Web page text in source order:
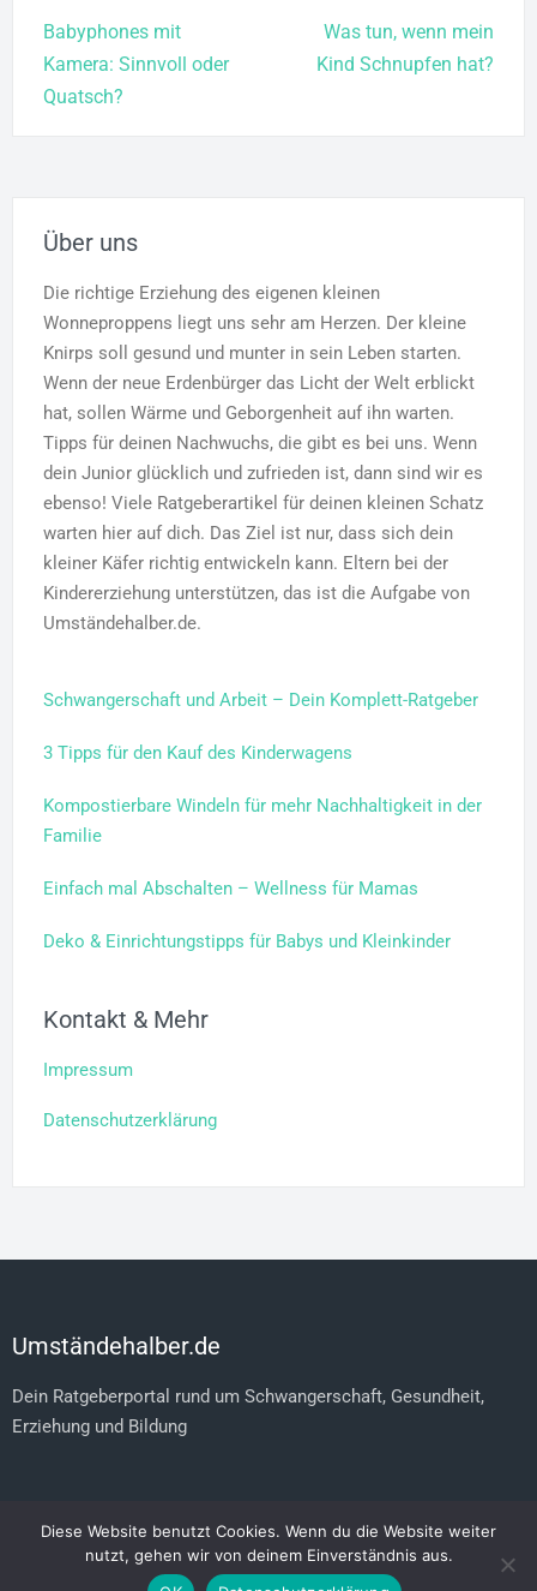
Babyphones mit
Kamera: Sinnvoll oder
Quatsch?
Was tun, wenn mein
Kind Schnupfen hat?
Über uns
Die richtige Erziehung des eigenen kleinen
Wonneproppens liegt uns sehr am Herzen. Der kleine
Knirps soll gesund und munter in sein Leben starten.
Wenn der neue Erdenbürger das Licht der Welt erblickt
hat, sollen Wärme und Geborgenheit auf ihn warten.
Tipps für deinen Nachwuchs, die gibt es bei uns. Wenn
dein Junior glücklich und zufrieden ist, dann sind wir es
ebenso! Viele Ratgeberartikel für deinen kleinen Schatz
warten hier auf dich. Das Ziel ist nur, dass sich dein
kleiner Käfer richtig entwickeln kann. Eltern bei der
Kindererziehung unterstützen, das ist die Aufgabe von
Umständehalber.de.
Schwangerschaft und Arbeit – Dein Komplett-Ratgeber
3 Tipps für den Kauf des Kinderwagens
Kompostierbare Windeln für mehr Nachhaltigkeit in der
Familie
Einfach mal Abschalten – Wellness für Mamas
Deko & Einrichtungstipps für Babys und Kleinkinder
Kontakt & Mehr
Impressum
Datenschutzerklärung
Umständehalber.de
Dein Ratgeberportal rund um Schwangerschaft, Gesundheit,
Erziehung und Bildung
Copyright © 2026 Umständehalber. All Rights Reserved.
Diese Website benutzt Cookies. Wenn du die Website weiter
nutzt, gehen wir von deinem Einverständnis aus.